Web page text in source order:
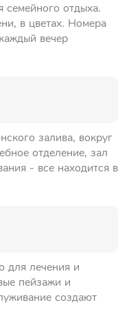
отдыха.
в цветах. Номера
вечер
залива, вокруг
отделение, зал
- все находится в
для лечения и
пейзажи и
создают